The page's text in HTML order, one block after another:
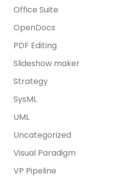
Office Suite
OpenDocs
PDF Editing
Slideshow maker
Strategy
SysML
UML
Uncategorized
Visual Paradigm
VP Pipeline